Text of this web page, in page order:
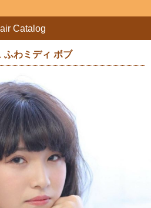
Catalog
ふわミディ ボブ